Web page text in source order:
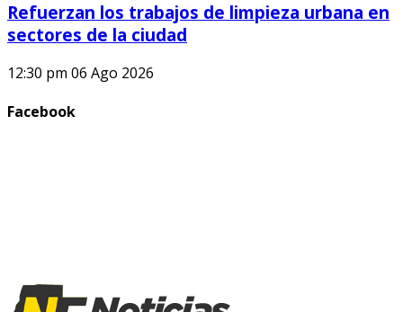
Refuerzan los trabajos de limpieza urbana en
sectores de la ciudad
12:30 pm 06 Ago 2026
Facebook